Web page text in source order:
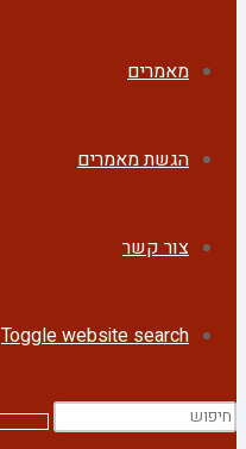
מאמרים
הגשת מאמרים
צור קשר
Toggle website search